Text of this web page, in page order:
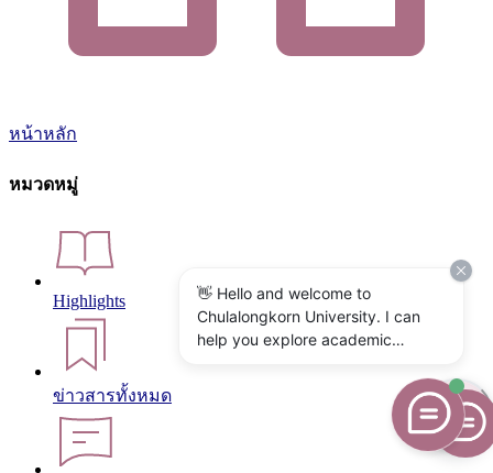
หน้าหลัก
หมวดหมู่
Highlights
ข่าวสารทั้งหมด
👋 Hello and welcome to
Chulalongkorn University. I can
help you explore academic